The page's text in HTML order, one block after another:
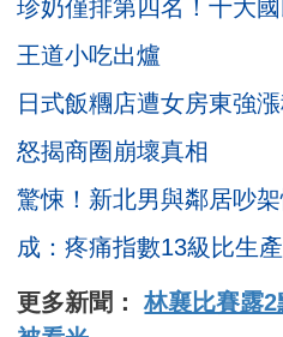
珍奶僅排第四名！十大
王道小吃出爐
日式飯糰店遭女房東強
怒揭商圈崩壞真相
驚悚！新北男與鄰居吵
成：疼痛指數13級比生
更多新聞：林襄比賽露